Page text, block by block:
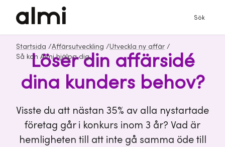
Sök
Startsida /Affärsutveckling /Utveckla ny affär /
Så kan Almi hjälpa dig när du vill utveckla ny affär
Löser din affärsidé
dina kunders behov?
Visste du att nästan 35% av alla nystartade
företag går i konkurs inom 3 år? Vad är
hemligheten till att inte gå samma öde till